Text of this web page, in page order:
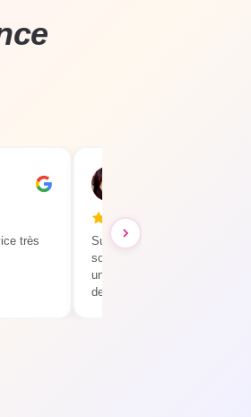
très
Super pratique pour graver des
souvenirs ! En tant qu'invitée
un mariage c'est une bonne
de matérialiser des souvenirs